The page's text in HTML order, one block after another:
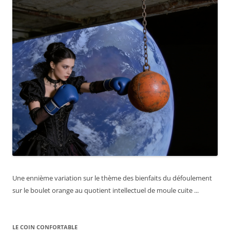
Une ennième variation sur le thème des bienfaits du défoulement
sur le boulet orange au quotient intellectuel de moule cuite ...
LE COIN CONFORTABLE